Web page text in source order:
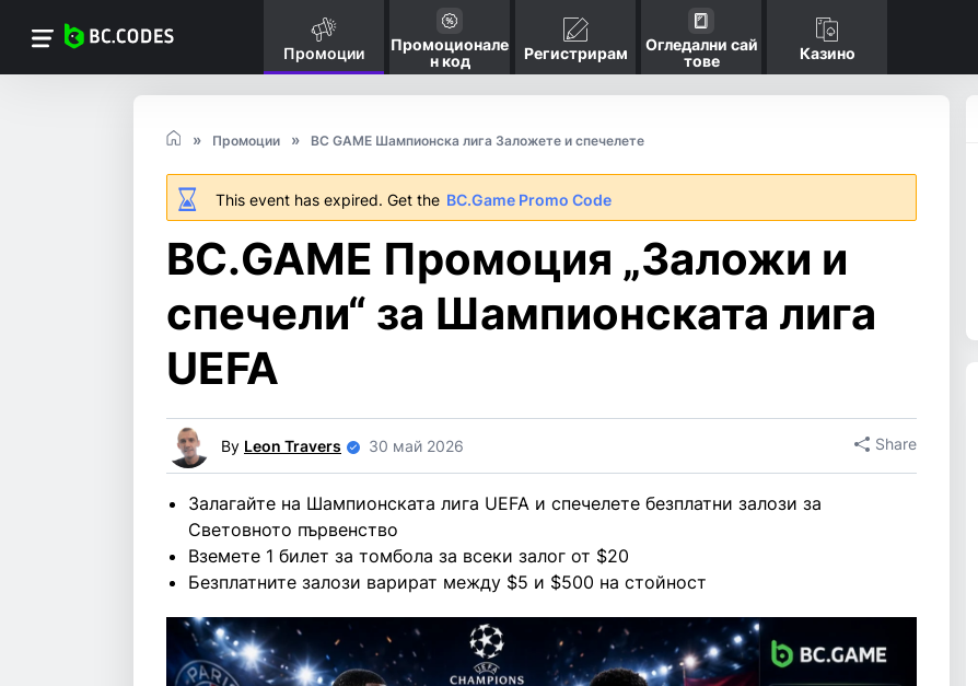
Промоции
Промоционале
н код
Регистрирам
Огледални сай
тове
Казино
Промоции BC GAME Шампионска лига Заложете и спечелете
This event has expired. Get the BC.Game Promo Code
BC.GAME Промоция „Заложи и
спечели“ за Шампионската лига
UEFA
By Leon Travers 30 май 2026 Share
Залагайте на Шампионската лига UEFA и спечелете безплатни залози за
Световното първенство
Вземете 1 билет за томбола за всеки залог от $20
Безплатните залози варират между $5 и $500 на стойност